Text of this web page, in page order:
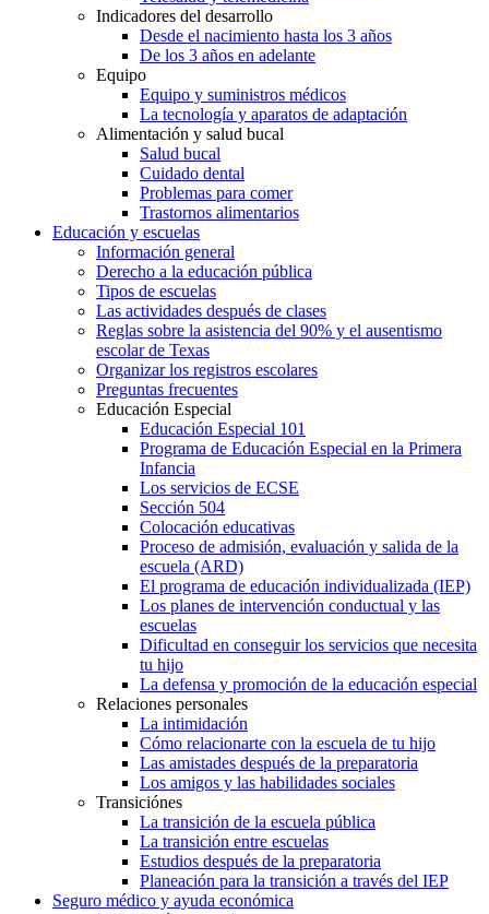
Indicadores del desarrollo
Desde el nacimiento hasta los 3 años
De los 3 años en adelante
Equipo
Equipo y suministros médicos
La tecnología y aparatos de adaptación
Alimentación y salud bucal
Salud bucal
Cuidado dental
Problemas para comer
Trastornos alimentarios
Educación y escuelas
Información general
Derecho a la educación pública
Tipos de escuelas
Las actividades después de clases
Reglas sobre la asistencia del 90% y el ausentismo
escolar de Texas
Organizar los registros escolares
Preguntas frecuentes
Educación Especial
Educación Especial 101
Programa de Educación Especial en la Primera
Infancia
Los servicios de ECSE
Sección 504
Colocación educativas
Proceso de admisión, evaluación y salida de la
escuela (ARD)
El programa de educación individualizada (IEP)
Los planes de intervención conductual y las
escuelas
Dificultad en conseguir los servicios que necesita
tu hijo
La defensa y promoción de la educación especial
Relaciones personales
La intimidación
Cómo relacionarte con la escuela de tu hijo
Las amistades después de la preparatoria
Los amigos y las habilidades sociales
Transiciónes
La transición de la escuela pública
La transición entre escuelas
Estudios después de la preparatoria
Planeación para la transición a través del IEP
Seguro médico y ayuda económica